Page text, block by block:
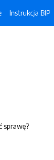
Instrukcja BIP
sprawę?